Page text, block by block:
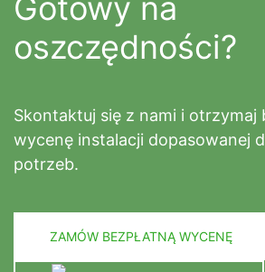
Gotowy na
oszczędności?
Skontaktuj się z nami i otrzymaj
wycenę instalacji dopasowanej
potrzeb.
ZAMÓW BEZPŁATNĄ WYCENĘ